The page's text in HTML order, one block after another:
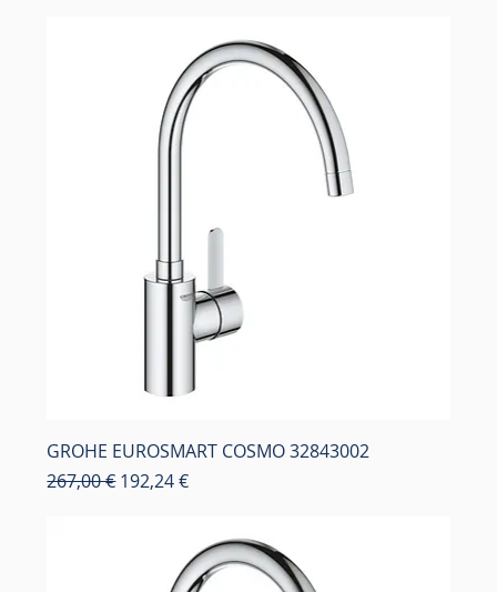
GROHE EUROSMART COSMO 32843002
Κανονική τιμή
267,00 € Τιμή Έκπτωσης
192,24 €